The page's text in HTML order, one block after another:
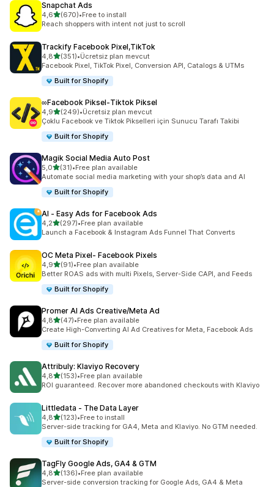
Snapchat Ads
4,65 yıldız üzerinden
(670)
toplam 670 değerlendirme
•Free to install
Reach shoppers with intent not just to scroll
Trackify Facebook Pixel,TikTok
4,85 yıldız üzerinden
(351)
toplam 351 değerlendirme
•Ücretsiz plan mevcut
Facebook Pixel, TikTok Pixel, Conversion API, Catalogs & UTMs
Built for Shopify
∞Facebook Piksel‑Tiktok Piksel
4,95 yıldız üzerinden
(249)
toplam 249 değerlendirme
•Ücretsiz plan mevcut
Çoklu Facebook ve Tiktok Pikselleri için Sunucu Tarafı Takibi
Built for Shopify
Magik Social Media Auto Post
5,05 yıldız üzerinden
(31)
toplam 31 değerlendirme
•Free plan available
Automate social media marketing with your shop’s data and AI
Built for Shopify
AI ‑ Easy Ads for Facebook Ads
4,25 yıldız üzerinden
(297)
toplam 297 değerlendirme
•Free plan available
Launch a Facebook & Instagram Ads Funnel That Converts
OC Meta Pixel‑ Facebook Pixels
4,95 yıldız üzerinden
(91)
toplam 91 değerlendirme
•Free plan available
Better ROAS ads with multi Pixels, Server-Side CAPI, and Feeds
Built for Shopify
Promer AI Ads Creative/Meta Ad
4,85 yıldız üzerinden
(47)
toplam 47 değerlendirme
•Free plan available
Create High-Converting AI Ad Creatives for Meta, Facebook Ads
Built for Shopify
Attribuly: Klaviyo Recovery
4,85 yıldız üzerinden
(153)
toplam 153 değerlendirme
•Free plan available
ROI guaranteed. Recover more abandoned checkouts with Klaviyo
Littledata ‑ The Data Layer
4,85 yıldız üzerinden
(123)
toplam 123 değerlendirme
•Free to install
Server-side tracking for GA4, Meta and Klaviyo. No GTM needed.
Built for Shopify
TagFly Google Ads, GA4 & GTM
4,85 yıldız üzerinden
(136)
toplam 136 değerlendirme
•Free plan available
Server-side conversion tracking for Google Ads, GA4 & Meta